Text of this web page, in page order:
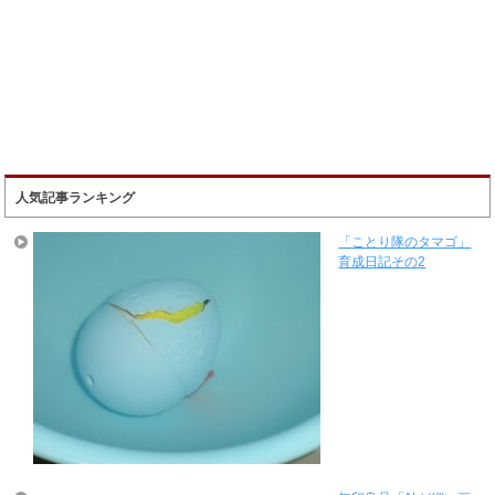
人気記事ランキング
「ことり隊のタマゴ」
育成日記その2